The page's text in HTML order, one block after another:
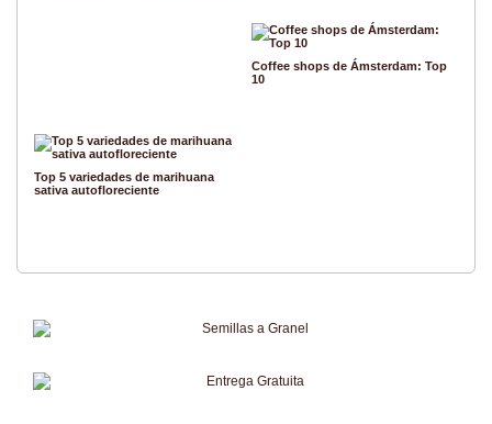
Coffee shops de Ámsterdam: Top
10
Top 5 variedades de marihuana
sativa autofloreciente